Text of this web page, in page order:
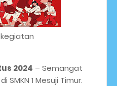
2024 – Semangat
1 Mesuji Timur.